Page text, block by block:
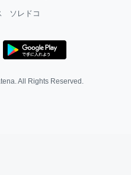
ソレドコ
. All Rights Reserved.